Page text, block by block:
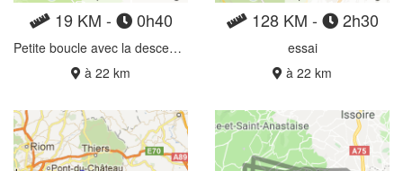
19 KM - 0h40
Petite boucle avec la descente de Saurier sur St Floret
à 22 km
128 KM - 2h30
essai
à 22 km